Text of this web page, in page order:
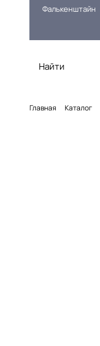
Фалькенштайн
Главная Каталог